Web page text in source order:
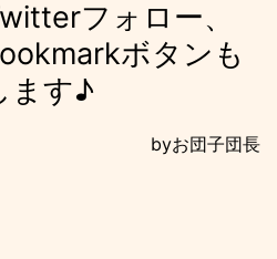
フォロー、
ボタンも
ます♪
byお団子団長